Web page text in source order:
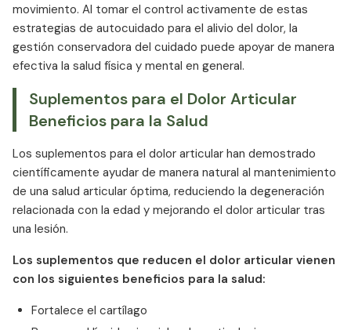
movimiento. Al tomar el control activamente de estas
estrategias de autocuidado para el alivio del dolor, la
gestión conservadora del cuidado puede apoyar de manera
efectiva la salud física y mental en general.
Suplementos para el Dolor Articular
Beneficios para la Salud
Los suplementos para el dolor articular han demostrado
científicamente ayudar de manera natural al mantenimiento
de una salud articular óptima, reduciendo la degeneración
relacionada con la edad y mejorando el dolor articular tras
una lesión.
Los suplementos que reducen el dolor articular vienen
con los siguientes beneficios para la salud:
Fortalece el cartílago